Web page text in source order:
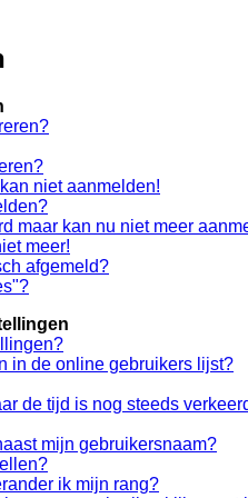
niet aanmelden!
maar kan nu niet meer
meer!
afgemeld?
in de online gebruikers lijst?
de tijd is nog steeds
mijn gebruikersnaam?
ik mijn rang?